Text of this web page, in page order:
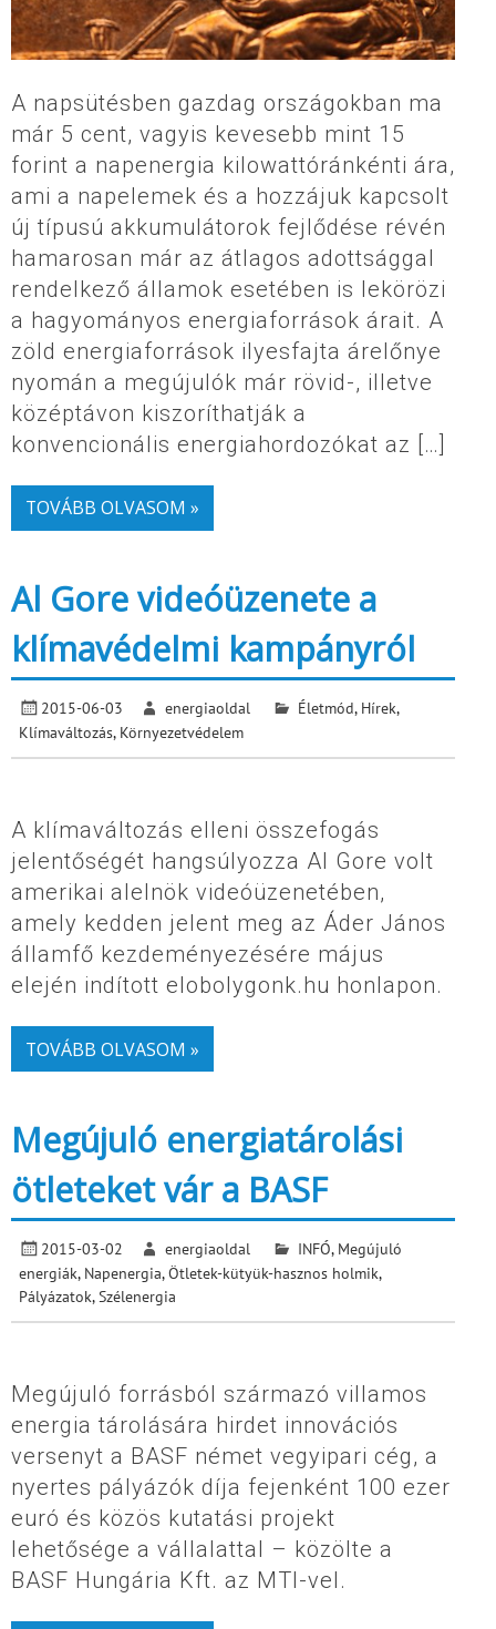
A napsütésben gazdag országokban ma
már 5 cent, vagyis kevesebb mint 15
forint a napenergia kilowattóránkénti ára,
ami a napelemek és a hozzájuk kapcsolt
új típusú akkumulátorok fejlődése révén
hamarosan már az átlagos adottsággal
rendelkező államok esetében is lekörözi
a hagyományos energiaforrások árait. A
zöld energiaforrások ilyesfajta árelőnye
nyomán a megújulók már rövid-, illetve
középtávon kiszoríthatják a
konvencionális energiahordozókat az […]
TOVÁBB OLVASOM »
Al Gore videóüzenete a
klímavédelmi kampányról
2015-06-03 energiaoldal Életmód, Hírek,
Klímaváltozás, Környezetvédelem
A klímaváltozás elleni összefogás
jelentőségét hangsúlyozza Al Gore volt
amerikai alelnök videóüzenetében,
amely kedden jelent meg az Áder János
államfő kezdeményezésére május
elején indított elobolygonk.hu honlapon.
TOVÁBB OLVASOM »
Megújuló energiatárolási
ötleteket vár a BASF
2015-03-02 energiaoldal INFÓ, Megújuló
energiák, Napenergia,Ötletek-kütyük-hasznos holmik,
Pályázatok,Szélenergia
Megújuló forrásból származó villamos
energia tárolására hirdet innovációs
versenyt a BASF német vegyipari cég, a
nyertes pályázók díja fejenként 100 ezer
euró és közös kutatási projekt
lehetősége a vállalattal – közölte a
BASF Hungária Kft. az MTI-vel.